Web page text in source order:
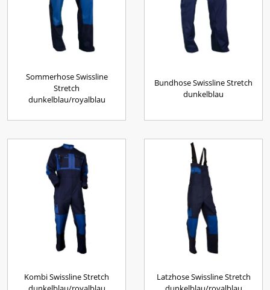
Sommerhose Swissline
Stretch
dunkelblau/royalblau
Bundhose Swissline Stretch
dunkelblau
Kombi Swissline Stretch
Latzhose Swissline Stretch